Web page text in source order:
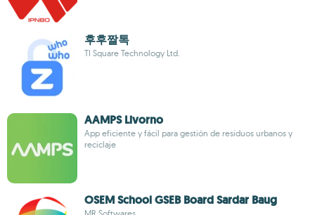
후후짤톡
TI Square Technology Ltd.
AAMPS Livorno
App eficiente y fácil para gestión de residuos urbanos y
reciclaje
OSEM School GSEB Board Sardar Baug